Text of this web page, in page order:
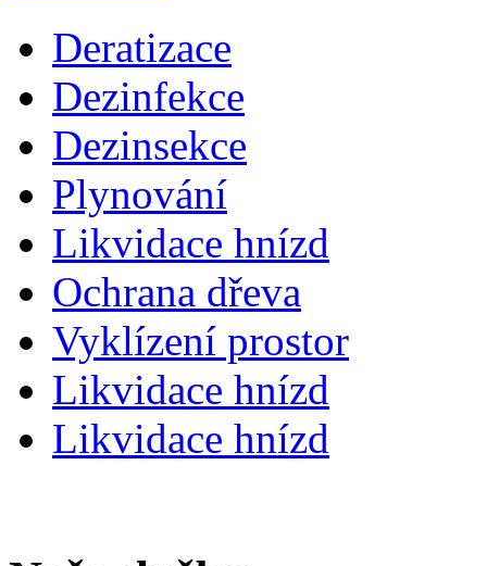
Deratizace
Dezinfekce
Dezinsekce
Plynování
Likvidace hnízd
Ochrana dřeva
Vyklízení prostor
Likvidace hnízd
Likvidace hnízd